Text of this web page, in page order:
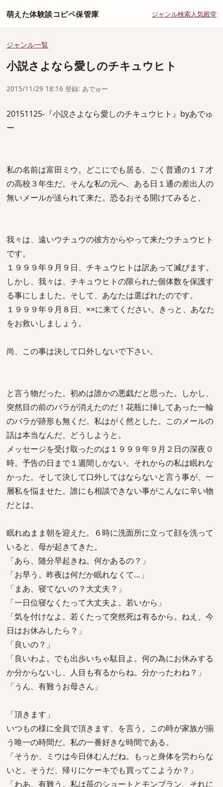
萌えた体験談コピペ保管庫 ジャンル検索人気殿堂
ジャンル一覧
小説さよなら愛しのチキュウヒト
2015/11/29 18:16 登録: あでゅー
20151125-『小説さよなら愛しのチキュウヒト』byあでゅ
ー
私の名前は富田ミウ。どこにでも居る、ごく普通の１７才
の高校３年生だ。そんな私の元へ、ある日１通の差出人の
無いメールが送られて来た。恐るおそる開けてみると、
我々は、遠いウチュウの彼方からやって来たウチュウヒト
です。
１９９９年９月９日、チキュウヒトは訳あって滅びます。
しかし、我々は、チキュウヒトの限られた個体数を保護す
る事にしました。そして、あなたは選ばれたのです。
１９９９年９月８日、××に来てください。きっと、あなた
をお救いしましょう。
尚、この事は決して口外しないで下さい。
と言う物だった。初めは誰かの悪戯だと思った。しかし、
突然目の前のバラが消えたのだ！花瓶に挿してあった一輪
のバラが跡形も無くだ。私はがく然とした。このメールの
話は本当なんだ、どうしようと。
メッセージを受け取ったのは１９９９年９月２日の深夜０
時。予告の日まで１週間しかない。それからの私は眠れな
かった。そして決して口外してはならないと言う事が、一
層私を悩ませた。誰にも相談できない事がこんなに辛い物
だとは。
眠れぬまま朝を迎えた。６時に洗面所に立って顔を洗って
いると、母が起きてきた。
「あら、随分早起きね。何かあるの？」
「お早う。昨夜は何だか眠れなくて…」
「まあ、寝てないの？大丈夫？」
「一日位寝なくたって大丈夫よ。若いから」
「気を付けなよ。若くたって突然死は有るから。ねえ、今
日はお休みしたら？」
「良いの？」
「良いわよ。でも出歩いちゃ駄目よ。何の為にお休みする
か分からないし、人目も有るからね。分かったわね？」
「うん、有難うお母さん」
「頂きます」
いつもの様に全員で頂きます、を言う。この時が家族が揃
う唯一の時間だ。私の一番好きな時間である。
「そうか、ミウは今日休むんだね。もっと身体を労わらな
いと。そうだ、帰りにケーキでも買ってこようか？」
「わあ、有難う。私は苺のショートとモンブラン、それに